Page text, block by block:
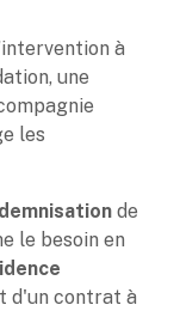
à
une
les
de
le besoin en
d'un contrat à